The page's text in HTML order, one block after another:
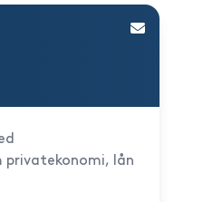
privatekonomi, lån